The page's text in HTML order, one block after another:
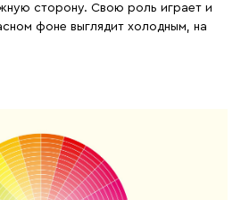
сторону. Свою роль играет и
фоне выглядит холодным, на